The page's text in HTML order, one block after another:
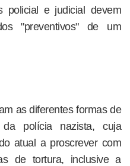
policial e judicial devem
"preventivos" de um
as diferentes formas de
da polícia nazista, cuja
atual a proscrever com
de tortura, inclusive a